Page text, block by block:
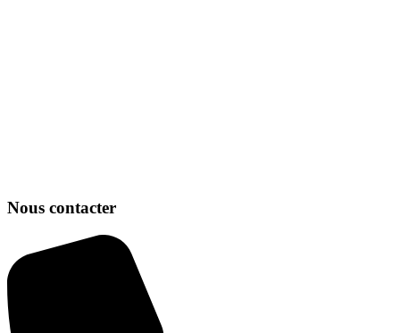
Nous contacter